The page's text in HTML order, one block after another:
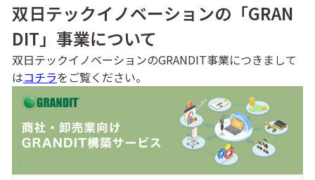
双日テックイノベーションの「GRAN
DIT」事業について
双日テックイノベーションのGRANDIT事業につきまして
はコチラをご覧ください。